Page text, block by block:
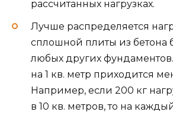
рассчитанных нагрузках.
Лучше распределяется
сплошной плиты из бетона
любых других фундаментов.
на 1 кв. метр приходится
Например, если 200 кг
в 10 кв. метров, то на